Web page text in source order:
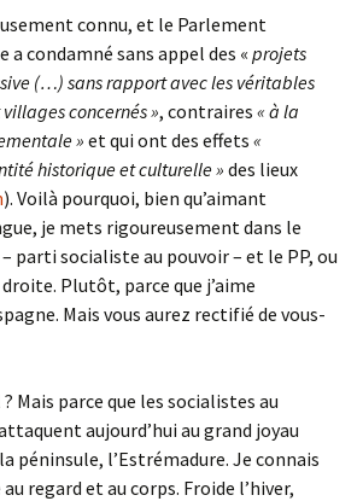
connu, et le Parlement
condamné sans appel des « projets
(…) sans rapport avec les véritables
concernés », contraires « à la
» et qui ont des effets «
historique et culturelle » des lieux
). Voilà pourquoi, bien qu’aimant
je mets rigoureusement dans le
– parti socialiste au pouvoir – et le PP, ou
Plutôt, parce que j’aime
Mais vous aurez rectifié de vous-
Mais parce que les socialistes au
aujourd’hui au grand joyau
péninsule, l’Estrémadure. Je connais
regard et au corps. Froide l’hiver,